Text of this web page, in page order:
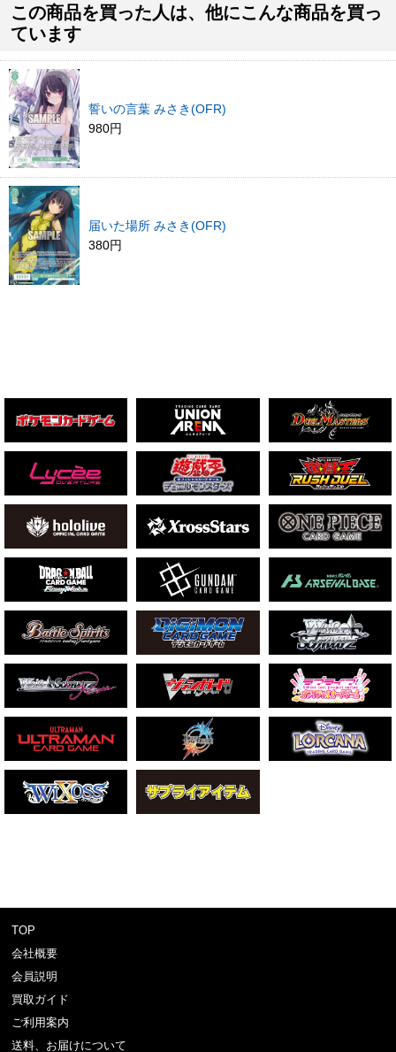
この商品を買った人は、他にこんな商品を買っ
ています
誓いの言葉 みさき(OFR)
980円
届いた場所 みさき(OFR)
380円
TOP
会社概要
会員説明
買取ガイド
ご利用案内
送料、お届けについて